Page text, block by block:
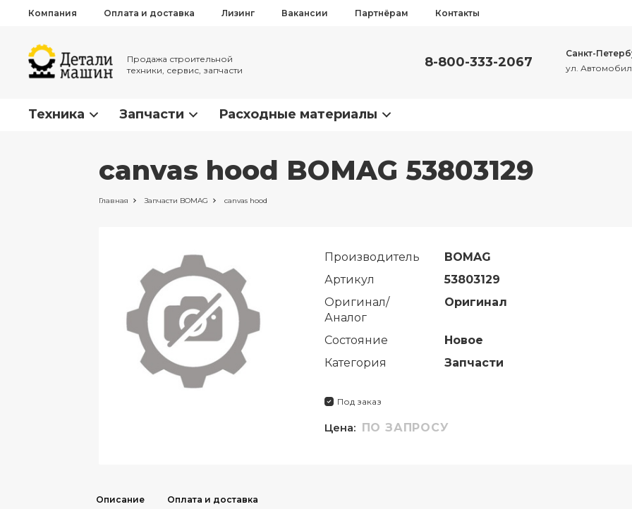
Компания Оплата и доставка Лизинг Вакансии Партнёрам Контакты
Продажа строительной
техники, сервис, запчасти
8-800-333-2067
Санкт-
ул.
Техника Запчасти Расходные материалы
canvas hood BOMAG 53803129
Главная Запчасти BOMAG canvas hood
Производитель
BOMAG
Артикул
53803129
Оригинал/
Аналог
Оригинал
Состояние
Новое
Категория
Запчасти
Под заказ
Цена: ПО ЗАПРОСУ
Описание Оплата и доставка